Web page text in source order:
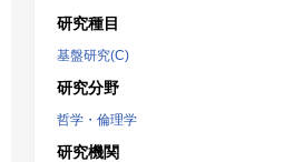
研究種目
基盤研究(C)
研究分野
哲学・倫理学
研究機関